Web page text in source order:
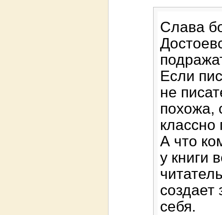
Слава
Если
не
похожа,
классно
А что
у книги
создает
себя.